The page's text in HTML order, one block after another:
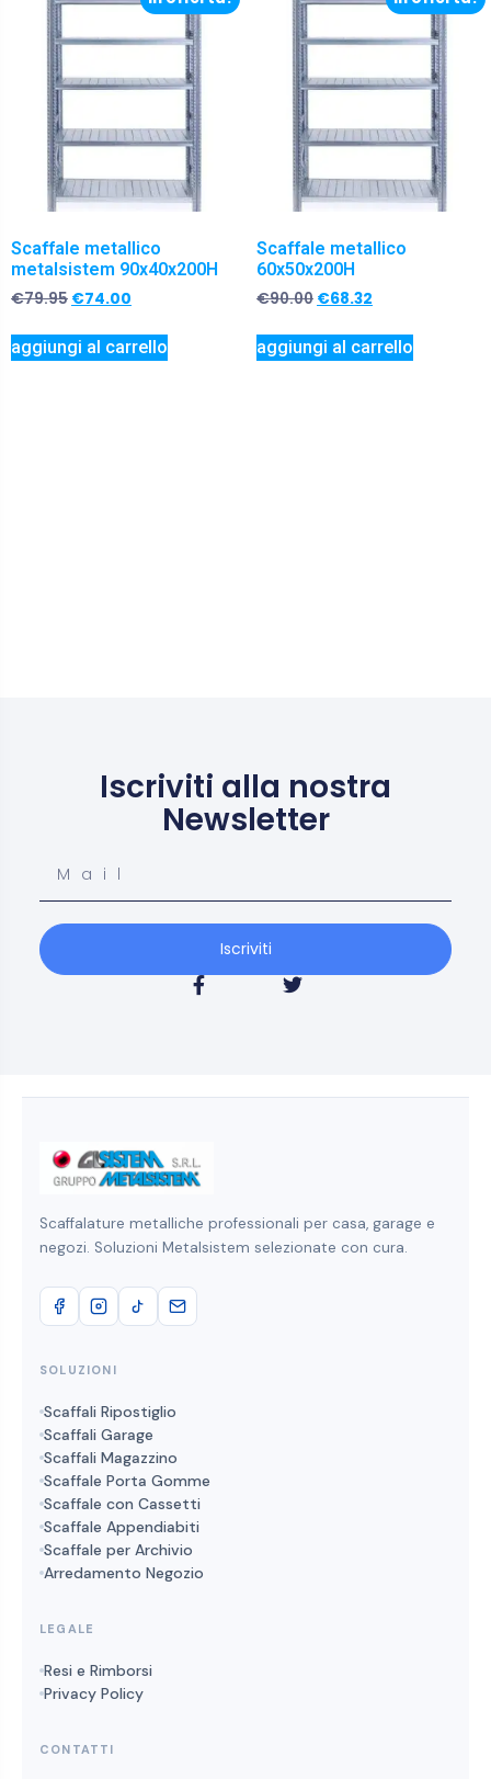
Scaffale metallico
metalsistem 90x40x200H
€79.95 €74.00
aggiungi al carrello
Scaffale metallico
60x50x200H
€90.00 €68.32
aggiungi al carrello
Iscriviti alla nostra
Newsletter
Iscriviti
Scaffalature metalliche professionali per casa, garage e
negozi. Soluzioni Metalsistem selezionate con cura.
SOLUZIONI
Scaffali Ripostiglio
Scaffali Garage
Scaffali Magazzino
Scaffale Porta Gomme
Scaffale con Cassetti
Scaffale Appendiabiti
Scaffale per Archivio
Arredamento Negozio
LEGALE
Resi e Rimborsi
Privacy Policy
CONTATTI